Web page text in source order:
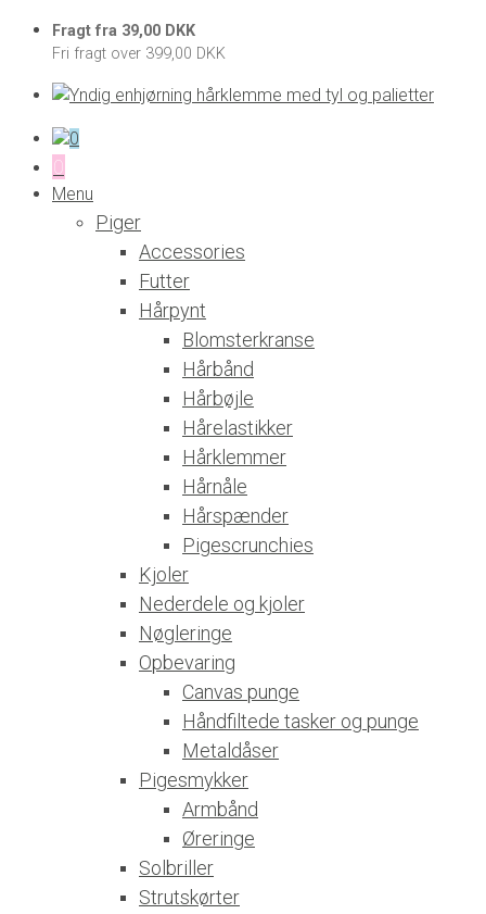
Fragt fra 39,00 DKK
Fri fragt over 399,00 DKK
0
0
Menu
Piger
Accessories
Futter
Hårpynt
Blomsterkranse
Hårbånd
Hårbøjle
Hårelastikker
Hårklemmer
Hårnåle
Hårspænder
Pigescrunchies
Kjoler
Nederdele og kjoler
Nøgleringe
Opbevaring
Canvas punge
Håndfiltede tasker og punge
Metaldåser
Pigesmykker
Armbånd
Øreringe
Solbriller
Strutskørter